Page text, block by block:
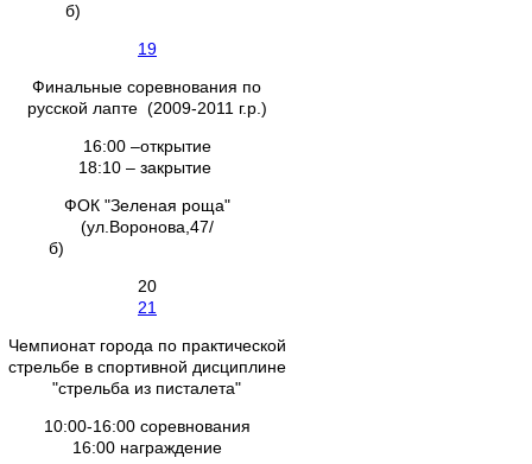
б)
19
Финальные соревнования по
русской лапте (2009-2011 г.р.)
16:00 –открытие
18:10 – закрытие
ФОК "Зеленая роща"
(ул.Воронова,47/
б)
20
21
Чемпионат города по практической
стрельбе в спортивной дисциплине
"стрельба из писталета"
10:00-16:00 соревнования
16:00 награждение